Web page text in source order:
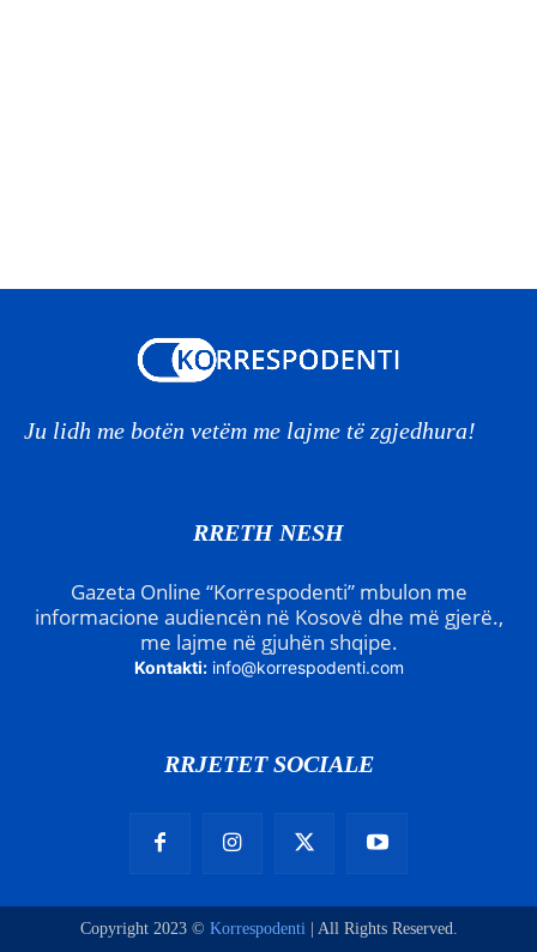
Ju lidh me botën vetëm me lajme të zgjedhura!
RRETH NESH
Gazeta Online “Korrespodenti” mbulon me
informacione audiencën në Kosovë dhe më gjerë.,
me lajme në gjuhën shqipe.
Kontakti: info@korrespodenti.com
RRJETET SOCIALE
Copyright 2023 © Korrespodenti | All Rights Reserved.